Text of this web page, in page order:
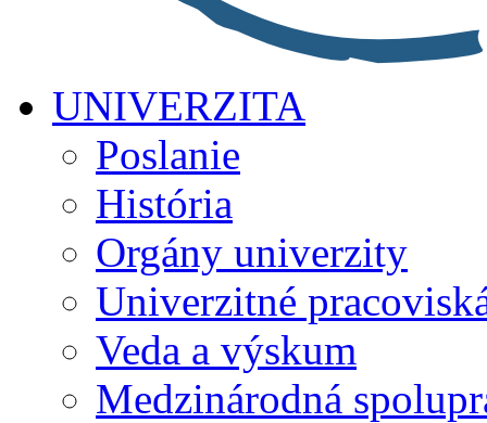
UNIVERZITA
Poslanie
História
Orgány univerzity
Univerzitné
Veda a výskum
Medzinárodná